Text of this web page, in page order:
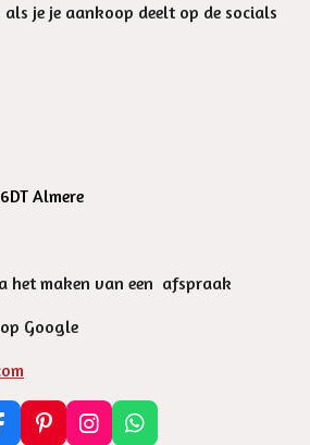
je je aankoop deelt op de socials
Almere
het maken van een afspraak
Google
P
I
W